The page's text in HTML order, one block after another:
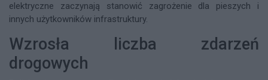
elektryczne zaczynają stanowić zagrożenie dla pieszych i
innych użytkowników infrastruktury.
Wzrosła liczba zdarzeń
drogowych